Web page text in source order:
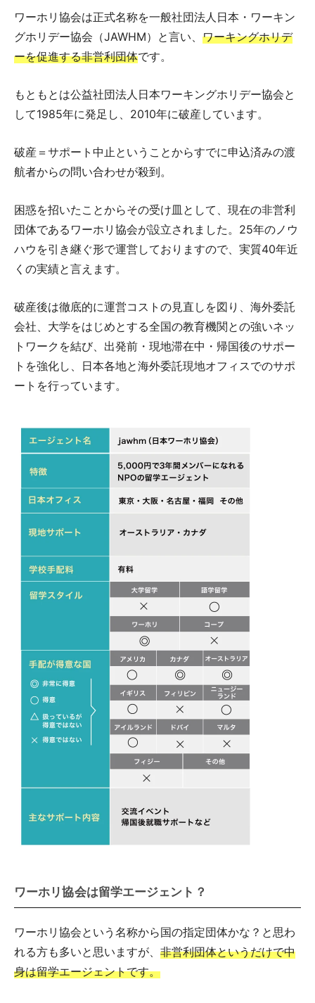
ワーホリ協会は正式名称を一般社団法人日本・ワーキン
グホリデー協会（JAWHM）と言い、 ワーキングホリデ
ーを促進する非営利団体です。
もともとは公益社団法人日本ワーキングホリデー協会と
して1985年に発足し、2010年に破産しています。
破産＝サポート中止ということからすでに申込済みの渡
航者からの問い合わせが殺到。
困惑を招いたことからその受け皿として、現在の非営利
団体であるワーホリ協会が設立されました。25年のノウ
ハウを引き継ぐ形で運営しておりますので、実質40年近
くの実績と言えます。
破産後は徹底的に運営コストの見直しを図り、海外委託
会社、大学をはじめとする全国の教育機関との強いネッ
トワークを結び、出発前・現地滞在中・帰国後のサポー
トを強化し、日本各地と海外委託現地オフィスでのサポ
ートを行っています。
ワーホリ協会は留学エージェント？
ワーホリ協会という名称から国の指定団体かな？と思わ
れる方も多いと思いますが、 非営利団体というだけで中
身は留学エージェントです。